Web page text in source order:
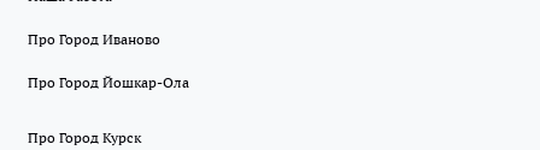
Про Город Иваново
Про Город Йошкар-Ола
Про Город Курск